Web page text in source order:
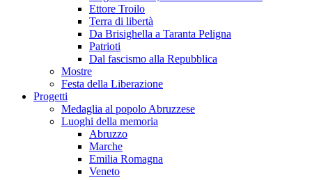
Ettore Troilo
Terra di libertà
Da Brisighella a Taranta Peligna
Patrioti
Dal fascismo alla Repubblica
Mostre
Festa della Liberazione
Progetti
Medaglia al popolo Abruzzese
Luoghi della memoria
Abruzzo
Marche
Emilia Romagna
Veneto